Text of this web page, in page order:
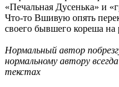
«Печальная Дусенька» и
Что-то Вшивую опять
своего бывшего кореша на
Нормальный автор
нормальному автору
текстах